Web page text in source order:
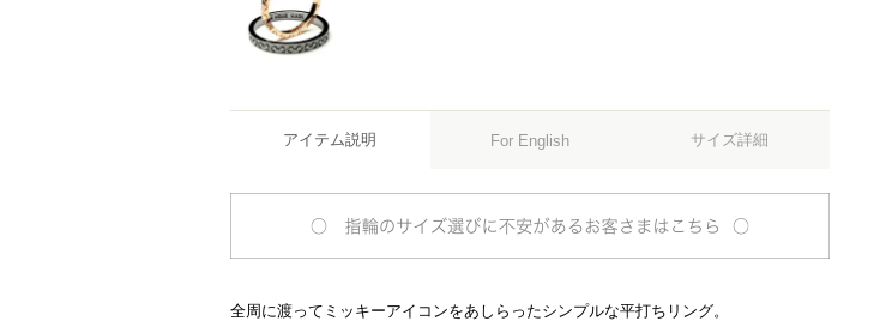
アイテム説明 For English サイズ詳細
全周に渡ってミッキーアイコンをあしらったシンプルな平打ちリング。